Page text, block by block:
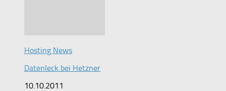
Hosting News
Datenleck bei Hetzner
10.10.2011